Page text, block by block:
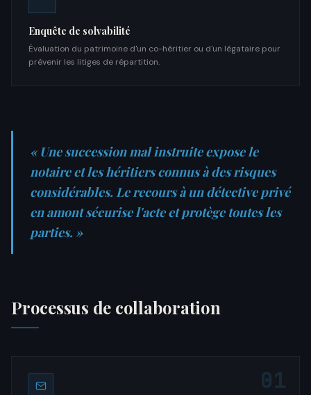
Enquête de solvabilité
Évaluation du patrimoine d'un co-héritier ou d'un légataire pour
prévenir les litiges de répartition.
« Une succession mal instruite expose le
notaire et les héritiers connus à des risques
considérables. Le recours à un détective privé
en amont sécurise l'acte et protège toutes les
parties. »
Processus de collaboration
01